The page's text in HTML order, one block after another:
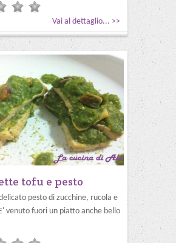
Vai al dettaglio... >>
tofu e pesto
pesto di zucchine, rucola e
venuto fuori un piatto anche bello